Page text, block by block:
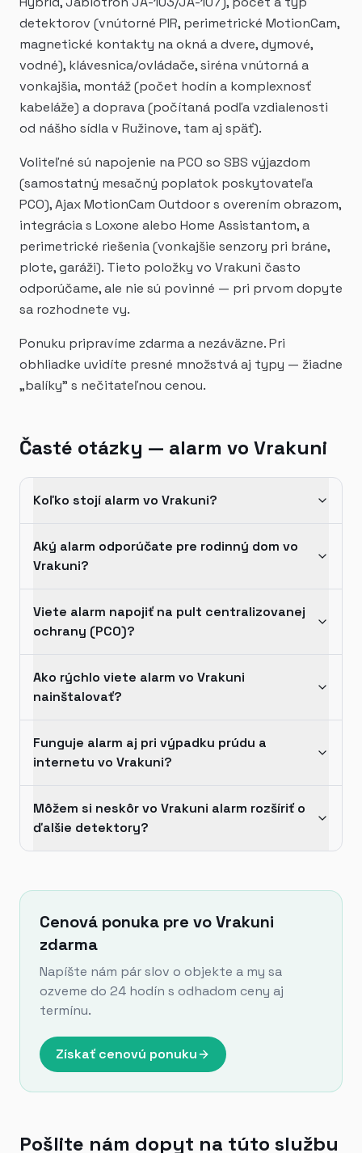
detektorov (vnútorné PIR, perimetrické MotionCam,
magnetické kontakty na okná a dvere, dymové,
vodné), klávesnica/ovládače, siréna vnútorná a
vonkajšia, montáž (počet hodín a komplexnosť
kabeláže) a doprava (počítaná podľa vzdialenosti
od nášho sídla v Ružinove, tam aj späť).
Voliteľné sú napojenie na PCO so SBS výjazdom
(samostatný mesačný poplatok poskytovateľa
PCO), Ajax MotionCam Outdoor s overením obrazom,
integrácia s Loxone alebo Home Assistantom, a
perimetrické riešenia (vonkajšie senzory pri bráne,
plote, garáži). Tieto položky vo Vrakuni často
odporúčame, ale nie sú povinné — pri prvom dopyte
sa rozhodnete vy.
Ponuku pripravíme zdarma a nezáväzne. Pri
obhliadke uvidíte presné množstvá aj typy — žiadne
„balíky" s nečitateľnou cenou.
Časté otázky — alarm vo Vrakuni
Koľko stojí alarm vo Vrakuni?
Aký alarm odporúčate pre rodinný dom vo
Vrakuni?
Viete alarm napojiť na pult centralizovanej
ochrany (PCO)?
Ako rýchlo viete alarm vo Vrakuni
nainštalovať?
Funguje alarm aj pri výpadku prúdu a
internetu vo Vrakuni?
Môžem si neskôr vo Vrakuni alarm rozšíriť o
ďalšie detektory?
Cenová ponuka pre vo Vrakuni
zdarma
Napíšte nám pár slov o objekte a my sa
ozveme do 24 hodín s odhadom ceny aj
termínu.
Získať cenovú ponuku
Pošlite nám dopyt na túto službu